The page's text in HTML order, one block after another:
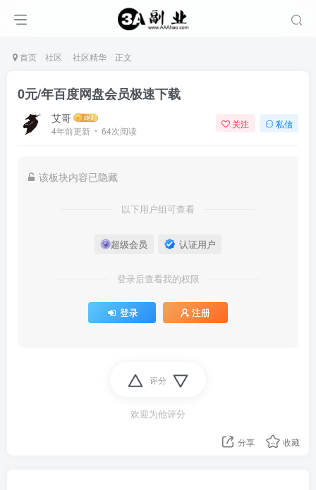
首页 社区 社区精华 正文
0元/年百度网盘会员极速下载
艾哥
4年前更新 64次阅读
关注 私信
该板块内容已隐藏
以下用户组可查看
超级会员 认证用户
登录后查看我的权限
登录 注册
评分
欢迎为他评分
分享 收藏